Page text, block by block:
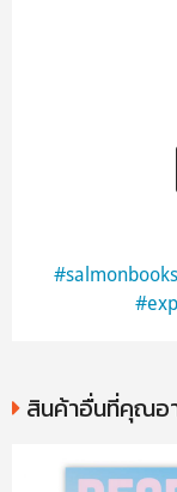
#salmonbooks
สินค้าอื่นที่คุณอ